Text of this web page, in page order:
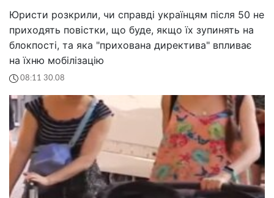
Юристи розкрили, чи справді українцям після 50 не
приходять повістки, що буде, якщо їх зупинять на
блокпості, та яка "прихована директива" впливає
на їхню мобілізацію
08:11 30.08